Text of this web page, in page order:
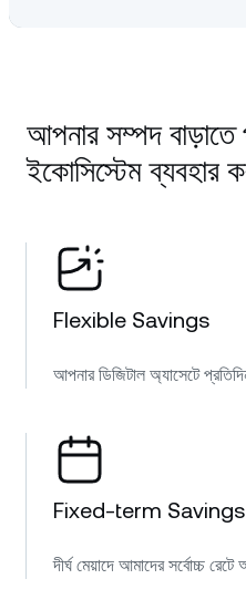
আপনার সম্পদ
ইকোসিস্টেম ব্যবহার
Flexible Savings
আপনার ডিজিটাল অ্যাসেটে
Fixed-term Savings
দীর্ঘ মেয়াদে আমাদের সর্বোচ্চ